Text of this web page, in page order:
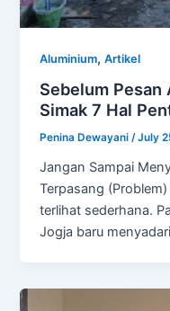
Aluminium,Artikel
Sebelum Pesan
Simak 7 Hal
Penina Dewayani/July
Jangan Sampai
Terpasang
terlihat sederhana.
Jogja baru menyadari